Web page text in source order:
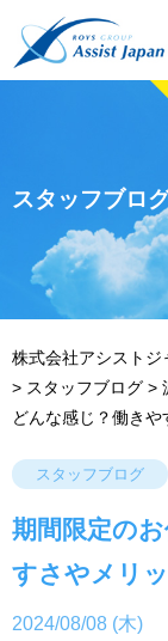
スタッフブロ
株式会社アシストジ
> スタッフブログ >
どんな感じ？働き
スタッフブログ
期間限定の
すさやメリ
2024/08/08 (木)